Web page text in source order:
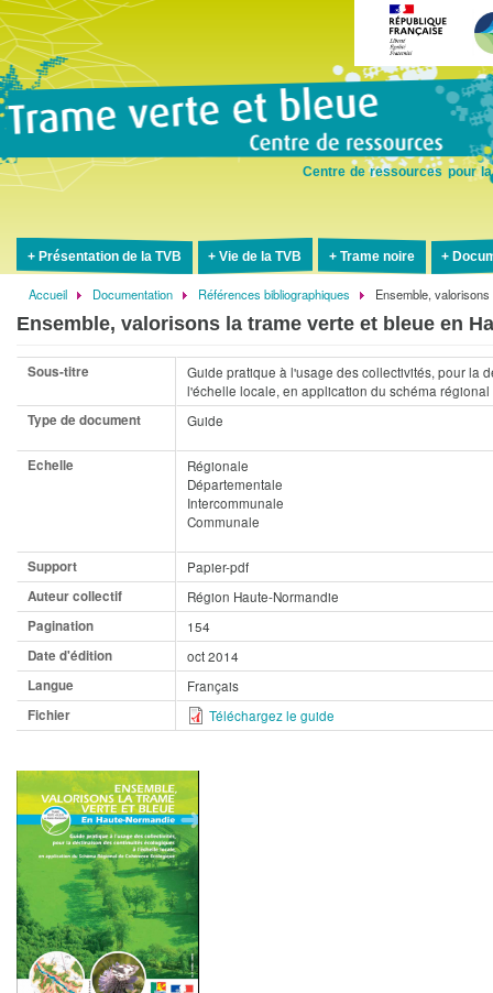
Centre de ressources pour
Présentation de la TVB Vie de la TVB Trame noire
Fil
d'Ariane
Accueil Documentation Références bibliographiques Ensemble,
Ensemble, valorisons la trame verte et bleue en
Sous-titre
Guide pratique à l'usage des collectivités, pour la
l'échelle locale, en application du schéma
Type de document
Guide
Echelle
Régionale
Départementale
Intercommunale
Communale
Support
Papier-pdf
Auteur collectif
Région Haute-Normandie
Pagination
154
Date d'édition
oct 2014
Langue
Français
Fichier
Téléchargez le guide